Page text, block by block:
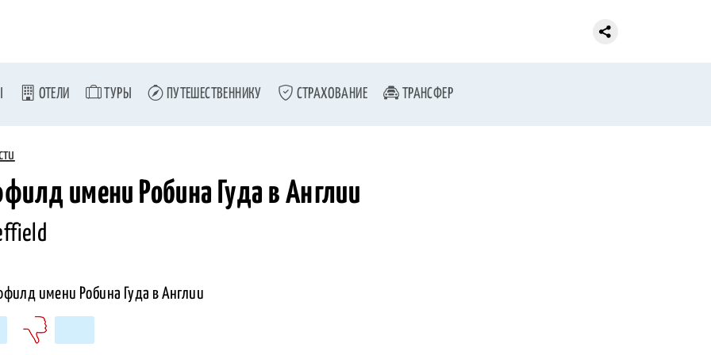
ОТЕЛИ ТУРЫ ПУТЕШЕСТВЕННИКУ СТРАХОВАНИЕ ТРАНСФЕР
имени Робина Гуда в Англии